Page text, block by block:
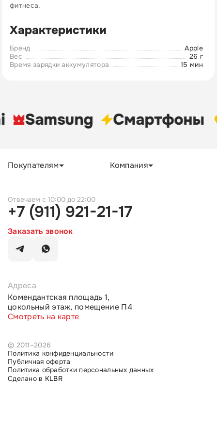
фитнеса.
Характеристики
Бренд
Apple
Вес
26 г
Время зарядки аккумулятора
15 мин
Samsung Cмартфоны
Покупателям Компания
© 2011–2026
Политика конфиденциальности
Публичная оферта
Политика обработки персональных данных
Сделано в KLBR
c 10:00 до 22:00
+7 (911) 921-21-17
Заказать звонок
Адреса
Комендантская площадь 1,
цокольный этаж, помещение П4
Смотреть на карте